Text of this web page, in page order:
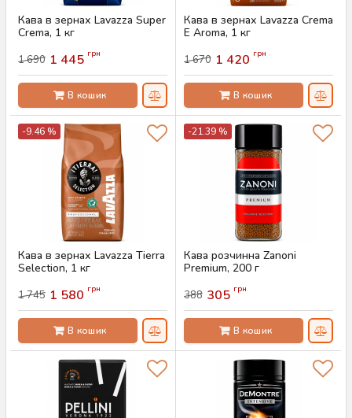
Кава в зернах Lavazza Super
Crema, 1 кг
1 690 1 445 грн
В кошик
Кава в зернах Lavazza Crema
E Aroma, 1 кг
1 670 1 420 грн
В кошик
-9.46 %
Кава в зернах Lavazza Tierra
Selection, 1 кг
1 745 1 580 грн
В кошик
-21.39 %
Кава розчинна Zanoni
Premium, 200 г
388 305 грн
В кошик